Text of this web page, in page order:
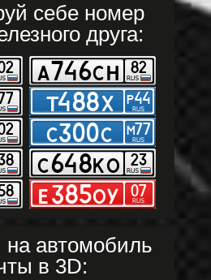
себе номер
друга:
автомобиль
в 3D: